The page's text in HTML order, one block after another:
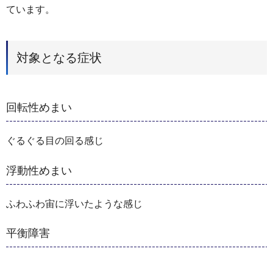
ています。
対象となる症状
回転性めまい
ぐるぐる目の回る感じ
浮動性めまい
ふわふわ宙に浮いたような感じ
平衡障害